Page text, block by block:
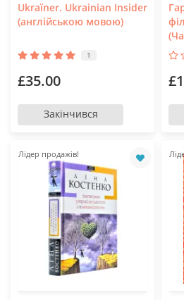
Ukraїner. Ukrainian Insider
(англійською мовою)
1
£35.00
Закінчився
Лідер продажів!